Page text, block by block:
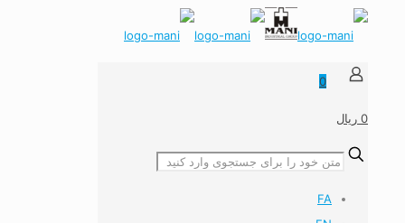
0
0 ریال
FA